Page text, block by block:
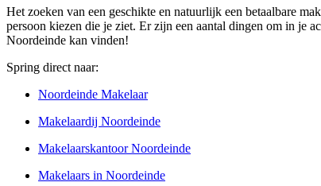
Het zoeken van een geschikte en natuurlijk een betaalbare
persoon kiezen die je ziet. Er zijn een aantal dingen om in je
Noordeinde kan vinden!
Spring direct naar:
Noordeinde Makelaar
Makelaardij Noordeinde
Makelaarskantoor Noordeinde
Makelaars in Noordeinde